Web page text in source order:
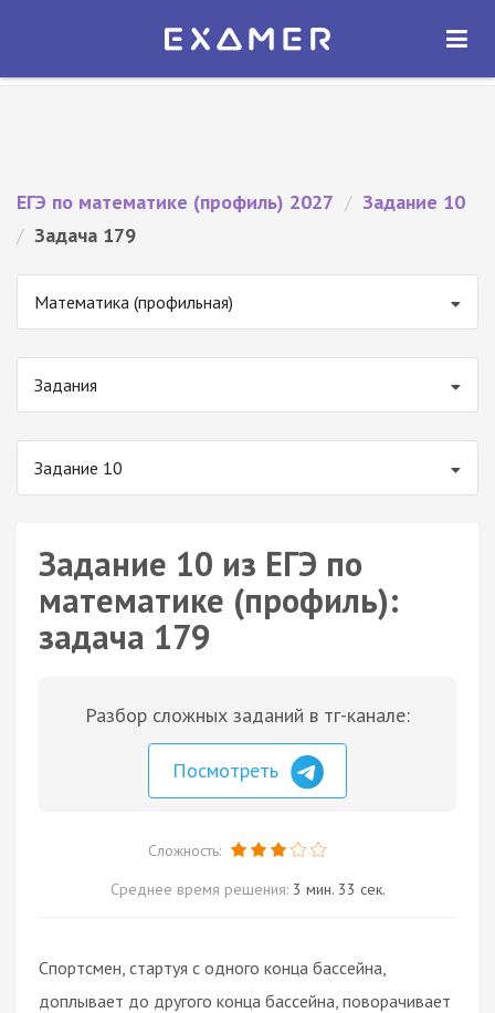
Экзамер — ЕГЭ 2027
ОТКРЫТЬ
ЕГЭ по математике (профиль) 2027 / Задание 10
/ Задача 179
Математика (профильная)
Задания
Задание 10
Задание 10 из ЕГЭ по
математике (профиль):
задача 179
Разбор сложных заданий в тг-канале:
Посмотреть
Сложность:
Среднее время решения: 3 мин. 33 сек.
Спортсмен, стартуя с одного конца бассейна,
доплывает до другого конца бассейна, поворачивает